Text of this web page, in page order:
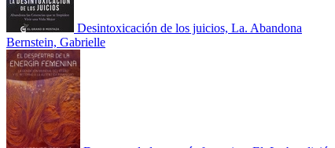
Desintoxicación de los juicios, La. Abandona
Bernstein, Gabrielle